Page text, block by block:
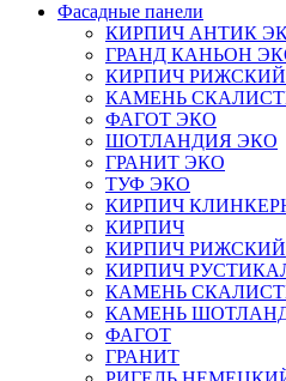
Фасадные панели
КИРПИЧ АНТИК
ГРАНД КАНЬОН
КИРПИЧ
КАМЕНЬ
ФАГОТ ЭКО
ШОТЛАНДИЯ ЭКО
ГРАНИТ ЭКО
ТУФ ЭКО
КИРПИЧ
КИРПИЧ
КИРПИЧ РИЖСКИЙ
КИРПИЧ
КАМЕНЬ
КАМЕНЬ
ФАГОТ
ГРАНИТ